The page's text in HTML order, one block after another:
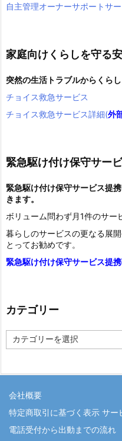
自主管理オーナーサポートサ
家庭向けくらしを守る
突然の生活トラブルからくら
チョイス救急サービス
チョイス救急サービス詳細(外
緊急駆け付け保守サー
緊急駆け付け保守サービス提
きます。
ボリューム問わず月1件のサー
暮らしのサービスの更なる展
とってお勧めです。
緊急駆け付け保守サービス提
カテゴリー
テ
会社概要
特定商取引に基づく表示 サー
電話受付から出動までの流れ